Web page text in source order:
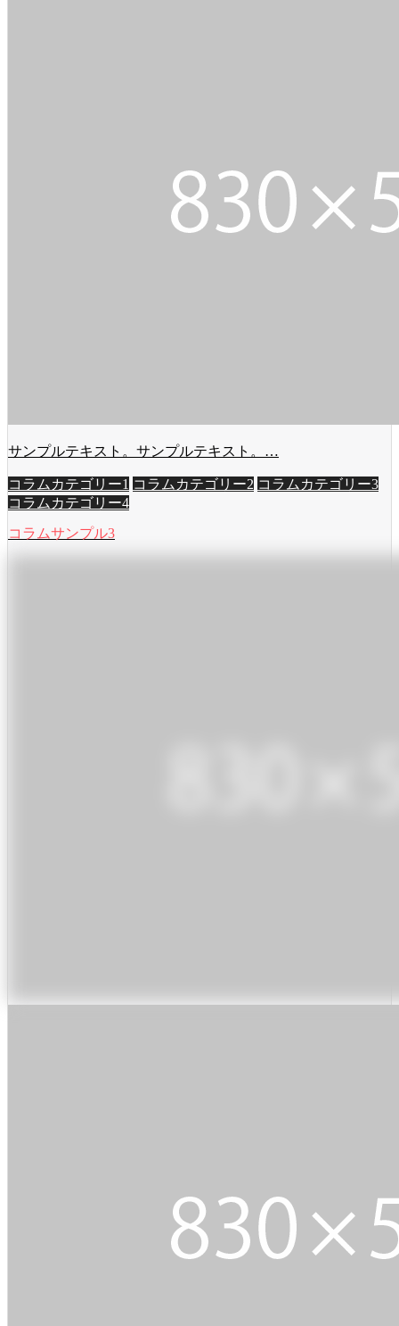
サンプルテキスト。サンプルテキスト。…
コラムカテゴリー1 コラムカテゴリー2 コラムカテゴリー3
コラムカテゴリー4
コラムサンプル3